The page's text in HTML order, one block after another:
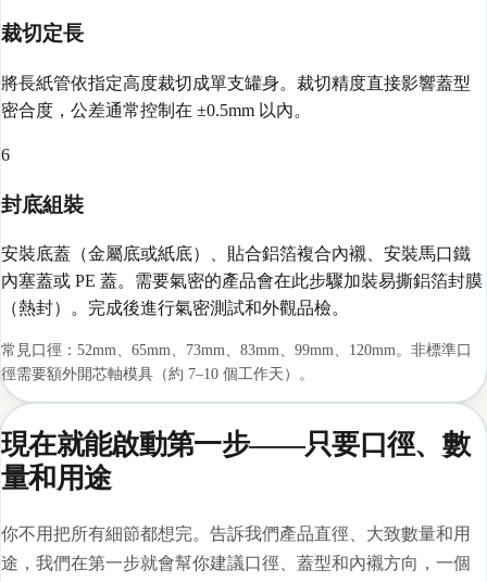
裁切定長
將長紙管依指定高度裁切成單支罐身。裁切精度直接影響蓋型
密合度，公差通常控制在 ±0.5mm 以內。
6
封底組裝
安裝底蓋（金屬底或紙底）、貼合鋁箔複合內襯、安裝馬口鐵
內塞蓋或 PE 蓋。需要氣密的產品會在此步驟加裝易撕鋁箔封膜
（熱封）。完成後進行氣密測試和外觀品檢。
常見口徑：52mm、65mm、73mm、83mm、99mm、120mm。非標準口
徑需要額外開芯軸模具（約 7–10 個工作天）。
現在就能啟動第一步——只要口徑、數
量和用途
你不用把所有細節都想完。告訴我們產品直徑、大致數量和用
途，我們在第一步就會幫你建議口徑、蓋型和內襯方向，一個